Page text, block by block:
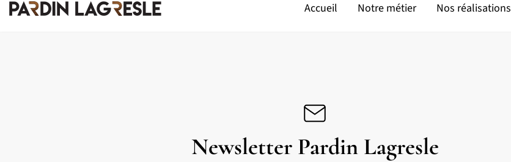
Accueil Notre métier Nos réalisations
Newsletter Pardin Lagresle